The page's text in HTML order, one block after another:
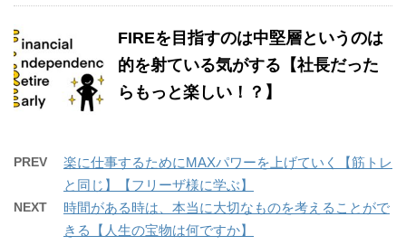
FIREを目指すのは中堅層というのは
的を射ている気がする【社長だった
らもっと楽しい！？】
PREV
楽に仕事するためにMAXパワーを上げていく【筋トレ
と同じ】【フリーザ様に学ぶ】
NEXT
時間がある時は、本当に大切なものを考えることがで
きる【人生の宝物は何ですか】